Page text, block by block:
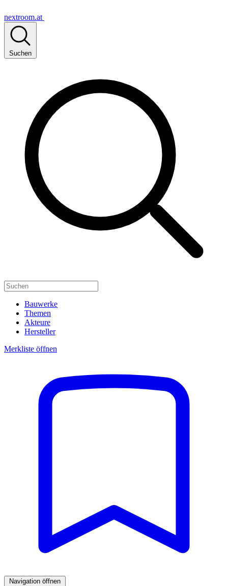
nextroom.at
Suchen
Bauwerke
Themen
Akteure
Hersteller
Merkliste öffnen
Navigation öffnen